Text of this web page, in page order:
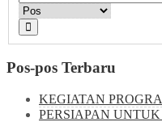
Pos-pos Terbaru
KEGIATAN
PERSIAPAN